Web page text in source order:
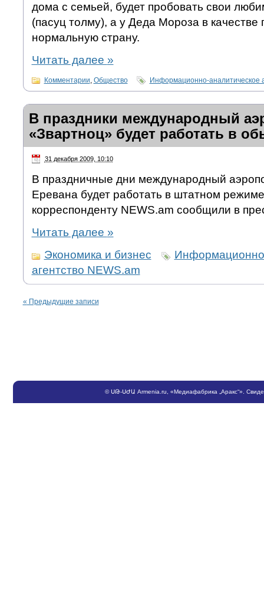
дома с семьей, будет пробовать свои
(пасуц толму), а у Деда Мороза в качестве
нормальную страну.
Читать далее »
Комментарии, Общество Информационно-аналитическое
В праздники международный
«Звартноц» будет работать в
31 декабря 2009, 10:10
В праздничные дни международный
Еревана будет работать в штатном
корреспонденту NEWS.am сообщили в
Читать далее »
Экономика и бизнес
агентство NEWS.am
« Предыдущие записи
©ՍԹ-ՍԺԱ Armenia.ru , «Медиафабрика „Аракс“».